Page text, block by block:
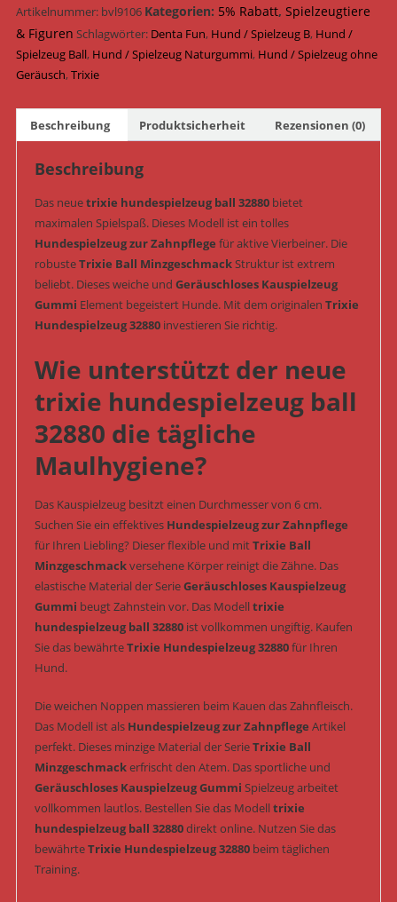
Naturgummi
mit
Minzgeschmack
&
ø
(Art.-
Artikelnummer: bvl9106 Kategorien: 5% Rabatt, Spielzeugtiere
& Figuren Schlagwörter: Denta Fun, Hund / Spielzeug B, Hund /
Spielzeug Ball, Hund / Spielzeug Naturgummi, Hund / Spielzeug ohne
Geräusch,Trixie
Beschreibung Produktsicherheit Rezensionen (0)
Beschreibung
Das neuetrixie hundespielzeug ball 32880bietet
maximalen Spielspaß. Dieses Modell ist ein tolles
Hundespielzeug zur Zahnpflege für aktive Vierbeiner. Die
robusteTrixie Ball MinzgeschmackStruktur ist extrem
beliebt. Dieses weiche und Geräuschloses Kauspielzeug
Gummi Element begeistert Hunde. Mit dem originalen Trixie
Hundespielzeug 32880investieren Sie richtig.
Wie unterstützt der neue
trixie hundespielzeug ball
32880 die tägliche
Maulhygiene?
Das Kauspielzeug besitzt einen Durchmesser von 6 cm.
Suchen Sie ein effektives Hundespielzeug zur Zahnpflege
für Ihren Liebling? Dieser flexible und mitTrixie Ball
Minzgeschmackversehene Körper reinigt die Zähne. Das
elastische Material der SerieGeräuschloses Kauspielzeug
Gummi beugt Zahnstein vor. Das Modelltrixie
hundespielzeug ball 32880ist vollkommen ungiftig. Kaufen
Sie das bewährteTrixie Hundespielzeug 32880für Ihren
Hund.
Die weichen Noppen massieren beim Kauen das Zahnfleisch.
Das Modell ist als Hundespielzeug zur Zahnpflege Artikel
perfekt. Dieses minzige Material der SerieTrixie Ball
Minzgeschmackerfrischt den Atem. Das sportliche und
Geräuschloses Kauspielzeug Gummi Spielzeug arbeitet
vollkommen lautlos. Bestellen Sie das Modelltrixie
hundespielzeug ball 32880direkt online. Nutzen Sie das
bewährteTrixie Hundespielzeug 32880beim täglichen
Training.